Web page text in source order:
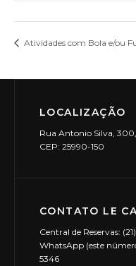
Atividades com Bola e/ou
LOCALIZAÇÃO
Rua Antonio Silva,
CEP: 25990-150
CONTATO LE
Central de Reservas:
WhatsApp (este
5346